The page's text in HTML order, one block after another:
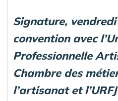
Signature,
convention avec
Professionnelle
Chambre des
l’artisanat et